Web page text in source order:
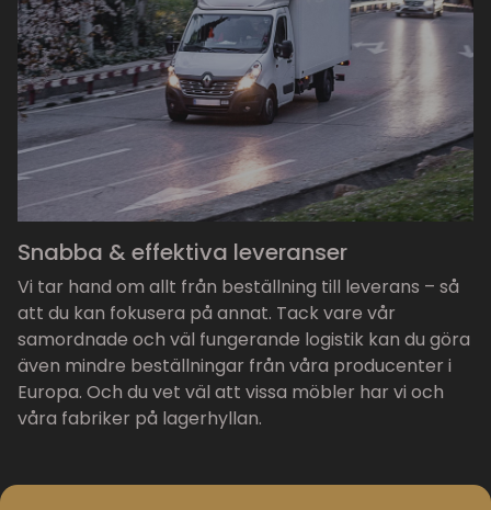
Snabba & effektiva leveranser
Vi tar hand om allt från beställning till leverans – så
att du kan fokusera på annat. Tack vare vår
samordnade och väl fungerande logistik kan du göra
även mindre beställningar från våra producenter i
Europa. Och du vet väl att vissa möbler har vi och
våra fabriker på lagerhyllan.